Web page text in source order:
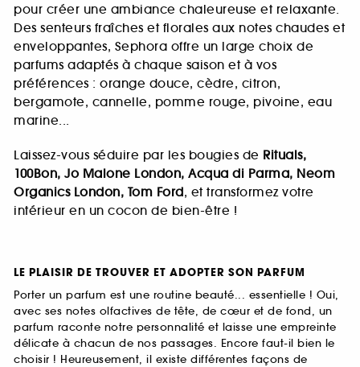
pour créer une ambiance chaleureuse et relaxante.
Des senteurs fraîches et florales aux notes chaudes et
enveloppantes, Sephora offre un large choix de
parfums adaptés à chaque saison et à vos
préférences : orange douce, cèdre, citron,
bergamote, cannelle, pomme rouge, pivoine, eau
marine...
Laissez-vous séduire par les bougies de Rituals,
100Bon, Jo Malone London, Acqua di Parma, Neom
Organics London, Tom Ford, et transformez votre
intérieur en un cocon de bien-être !
LE PLAISIR DE TROUVER ET ADOPTER SON PARFUM
Porter un parfum est une routine beauté... essentielle ! Oui,
avec ses notes olfactives de tête, de cœur et de fond, un
parfum raconte notre personnalité et laisse une empreinte
délicate à chacun de nos passages. Encore faut-il bien le
choisir ! Heureusement, il existe différentes façons de